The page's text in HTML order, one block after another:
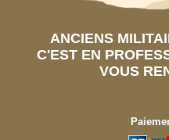
ANCIENS
C'EST EN
VOUS